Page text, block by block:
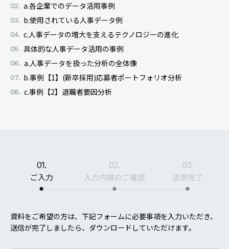
a.各企業でのデータ活用事例
b.使用されている人事データ例
c.人事データの増大を支えるテクノロジーの進化
具体的な人事データ活用の事例
a.人事データを扱った分析の全体像
b.事例【1】(新卒採用)応募者ポートフォリオ分析
c.事例【2】退職者要因分析
01.
ご入力
02.
入力内容のご確認
03.
送信完了
資料をご希望の方は、下記フォームに必要事項を入力いただき、
送信が完了しましたら、ダウンロードしていただけます。